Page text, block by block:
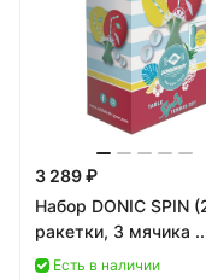
3 289 ₽
Набор DONIC SPIN
ракетки, 3 мячика
Есть в наличии